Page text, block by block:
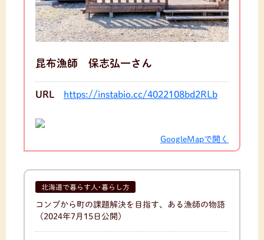
昆布漁師 保志弘一さん
URL https://instabio.cc/4022108bd2RLb
GoogleMapで開く
北海道で暮らす人･暮らし方
コンブから町の課題解決を目指す、ある漁師の物語
（2024年7月15日公開）